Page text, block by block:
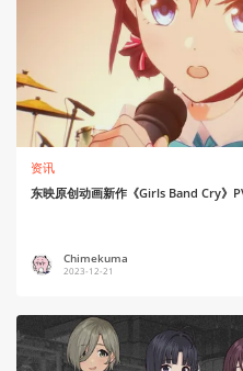
资讯
东映原创动画新作《Girls Band Cry》
Chimekuma
2023-12-21